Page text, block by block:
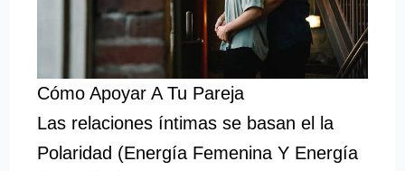
Cómo Apoyar A Tu Pareja
Las relaciones íntimas se basan el la
Polaridad (Energía Femenina Y Energía